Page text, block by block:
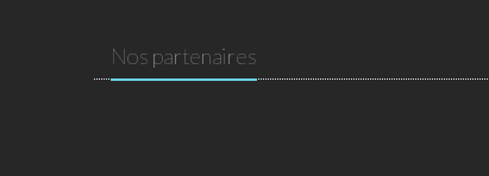
Nos partenaires